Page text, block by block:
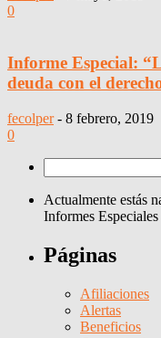
0
Informe Especial:
deuda con el
fecolper - 8 febrero, 2019
0
Actualmente estás
Informes Especiales
Páginas
Afiliaciones
Alertas
Beneficios